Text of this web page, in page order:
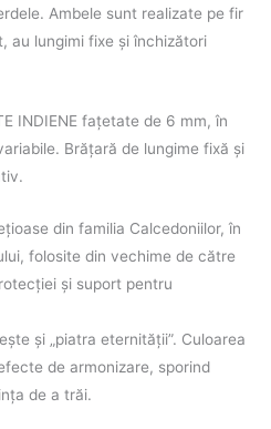
Ambele sunt realizate pe fir
au lungimi fixe și închizători
INDIENE fațetate de 6 mm, în
Brățară de lungime fixă și
din familia Calcedoniilor, în
folosite din vechime de către
şi suport pentru
şi „piatra eternităţii”. Culoarea
de armonizare, sporind
de a trăi.